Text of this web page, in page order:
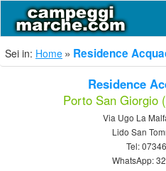
Sei in: Home Residence
Residence
Porto San Giorgio
Via Ugo La
Lido San
Tel:
WhatsApp: